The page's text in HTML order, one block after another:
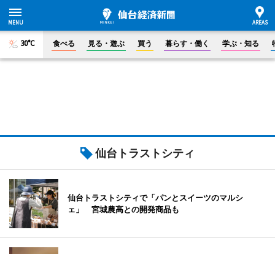
30°C 食べる 見る・遊ぶ 買う 暮らす・働く 学ぶ・知る
仙台トラストシティ
仙台トラストシティで「パンとスイーツのマルシ
ェ」 宮城農高との開発商品も